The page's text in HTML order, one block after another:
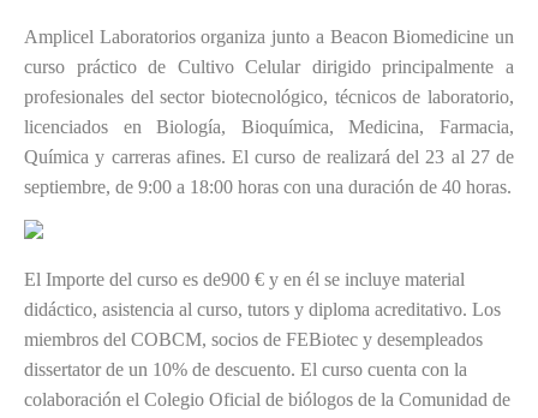
Amplicel Laboratorios organiza junto a Beacon Biomedicine un
curso práctico de Cultivo Celular dirigido principalmente a
profesionales del sector biotecnológico, técnicos de laboratorio,
licenciados en Biología, Bioquímica, Medicina, Farmacia,
Química y carreras afines. El curso de realizará del 23 al 27 de
septiembre, de 9:00 a 18:00 horas con una duración de 40 horas.
El Importe del curso es de900 € y en él se incluye material
didáctico, asistencia al curso, tutors y diploma acreditativo. Los
miembros del COBCM, socios de FEBiotec y desempleados
dissertator de un 10% de descuento. El curso cuenta con la
colaboración el Colegio Oficial de biólogos de la Comunidad de